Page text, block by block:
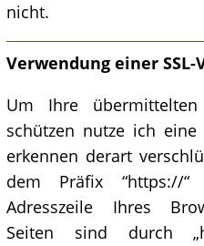
nicht.
Verwendung einer
Um Ihre
schützen nutze ich eine
erkennen derart
dem Präfix “https://
Adresszeile Ihres
Seiten sind durch